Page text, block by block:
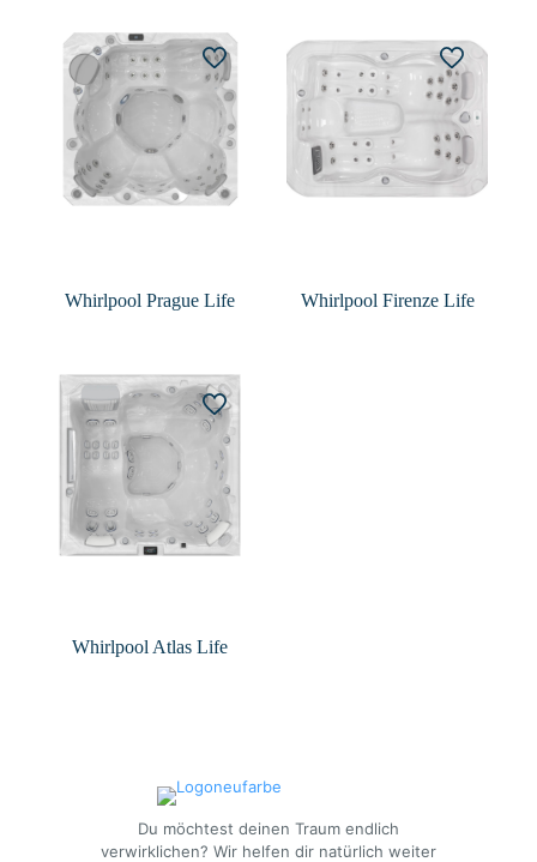
Whirlpool Prague Life Whirlpool Firenze Life
Whirlpool Atlas Life
Du möchtest deinen Traum endlich
verwirklichen? Wir helfen dir natürlich weiter